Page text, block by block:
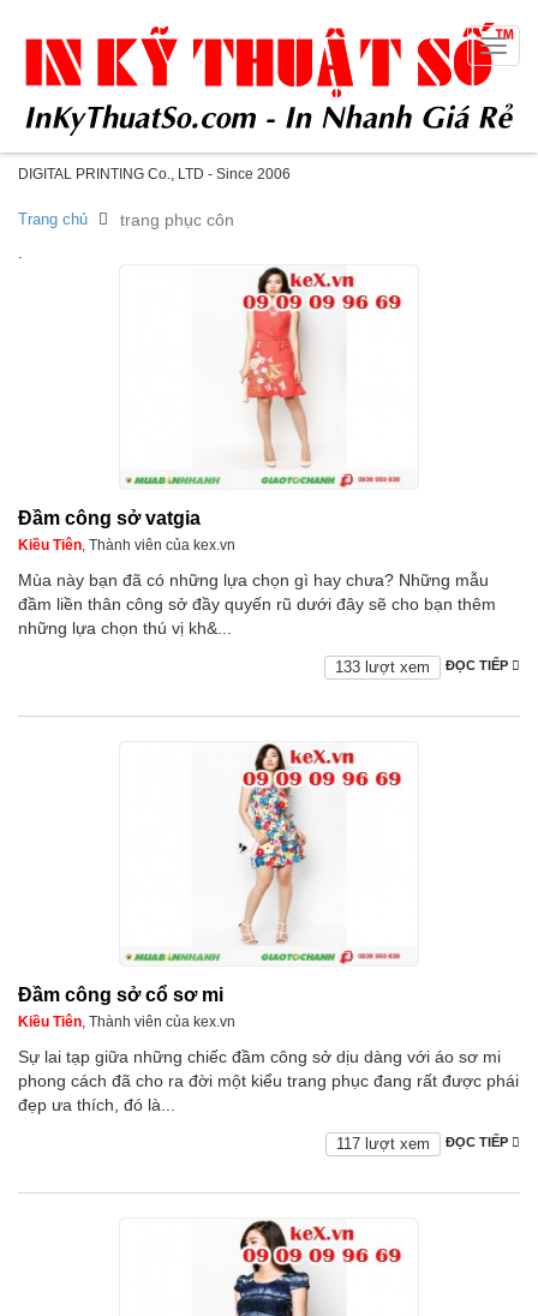
DIGITAL PRINTING Co., LTD - Since 2006
Toggle
Trang chủ trang phục côn
.
Đầm công sở vatgia
Kiều Tiên, Thành viên của kex.vn
Mùa này bạn đã có những lựa chọn gì hay chưa? Những mẫu
đầm liền thân công sở đầy quyến rũ dưới đây sẽ cho bạn thêm
những lựa chọn thú vị kh&...
ĐỌC TIẾP
133 lượt xem
Đầm công sở cổ sơ mi
Kiều Tiên, Thành viên của kex.vn
Sự lai tạp giữa những chiếc đầm công sở dịu dàng với áo sơ mi
phong cách đã cho ra đời một kiểu trang phục đang rất được phái
đẹp ưa thích, đó là...
ĐỌC TIẾP
117 lượt xem